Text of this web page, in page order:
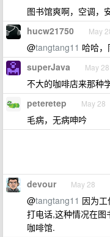
图书馆爽啊，空调，
hucw21750 May
@tangtang11 哈哈，
superJava May 28
不大的咖啡店来那种
peteretep May 28
毛病，无病呻吟
devour May 28
@tangtang11 因为
打电话,这种情况在图
咖啡馆.